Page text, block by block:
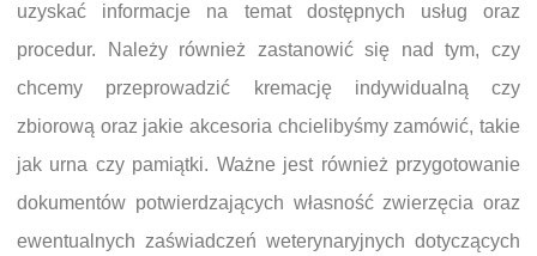
uzyskać informacje na temat dostępnych usług oraz
procedur. Należy również zastanowić się nad tym, czy
chcemy przeprowadzić kremację indywidualną czy
zbiorową oraz jakie akcesoria chcielibyśmy zamówić, takie
jak urna czy pamiątki. Ważne jest również przygotowanie
dokumentów potwierdzających własność zwierzęcia oraz
ewentualnych zaświadczeń weterynaryjnych dotyczących